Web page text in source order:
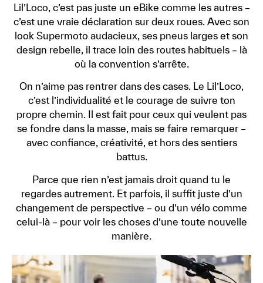
Lil’Loco, c’est pas juste un eBike comme les autres –
c’est une vraie déclaration sur deux roues. Avec son
look Supermoto audacieux, ses pneus larges et son
design rebelle, il trace loin des routes habituels – là
où la convention s’arrête.
On n’aime pas rentrer dans des cases. Le Lil’Loco,
c’est l’individualité et le courage de suivre ton
propre chemin. Il est fait pour ceux qui veulent pas
se fondre dans la masse, mais se faire remarquer –
avec confiance, créativité, et hors des sentiers
battus.
Parce que rien n’est jamais droit quand tu le
regardes autrement. Et parfois, il suffit juste d’un
changement de perspective – ou d’un vélo comme
celui-là – pour voir les choses d’une toute nouvelle
manière.